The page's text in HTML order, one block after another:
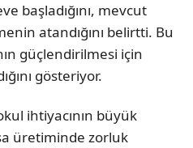
başladığını, mevcut
atandığını belirtti. Bu
güçlendirilmesi için
gösteriyor.
ihtiyacının büyük
üretiminde zorluk